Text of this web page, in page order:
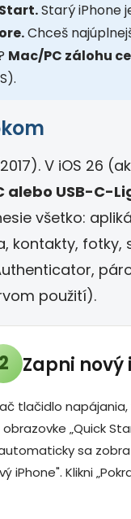
Starý iPhone
Chceš
Mac/PC zálohu
V iOS 26
alebo USB-C-
všetko:
kontakty, fotky,
použití).
2 Zapni nový
tlačidlo napájania,
obrazovke „Quick
sa
iPhone". Klikni